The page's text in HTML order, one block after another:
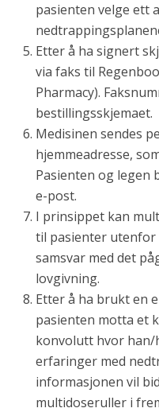
pasienten velge ett
Etter å ha signert
via faks til
Pharmacy).
bestillingsskjemaet.
Medisinen sendes
hjemmeadresse,
Pasienten og legen
e-post.
I prinsippet kan
til pasienter utenfor
samsvar med det
lovgivning.
Etter å ha brukt en
pasienten motta et
konvolutt hvor
erfaringer med
informasjonen vil
multidoseruller i